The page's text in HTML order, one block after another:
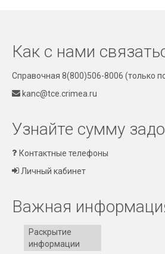
Как с нами
Справочная 8(800)506-8006 (только
kanc@tce.crimea.ru
Узнайте сумму
Контактные телефоны
Личный кабинет
Важная
Раскрытие
информации